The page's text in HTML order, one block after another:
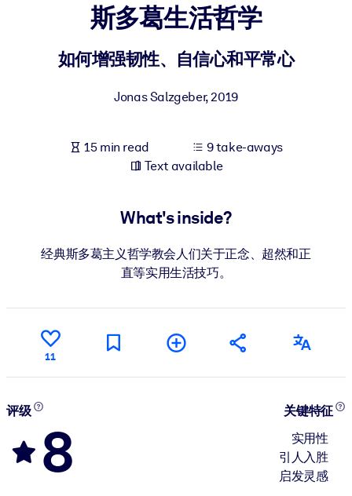
For LMS/LXP
Enrich your corporate library with trusted, ready-to-use business
Fuel your AI systems with reliable, structured knowledge to
斯多葛生活哲学
如何增强韧性、自信心和平常心
Jonas Salzgeber,2019
15 min read
9 take-aways
Text available
What's inside?
经典斯多葛主义哲学教会人们关于正念、超然和正
直等实用生活技巧。
11
评级
8
关键特征
实用性
引人入胜
启发灵感